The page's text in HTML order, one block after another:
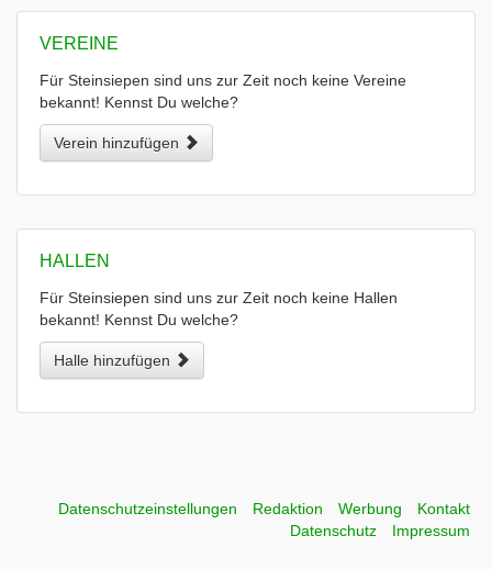
VEREINE
Für Steinsiepen sind uns zur Zeit noch keine Vereine
bekannt! Kennst Du welche?
Verein hinzufügen
HALLEN
Für Steinsiepen sind uns zur Zeit noch keine Hallen
bekannt! Kennst Du welche?
Halle hinzufügen
Datenschutzeinstellungen Redaktion Werbung
Kontakt
Datenschutz
Impressum